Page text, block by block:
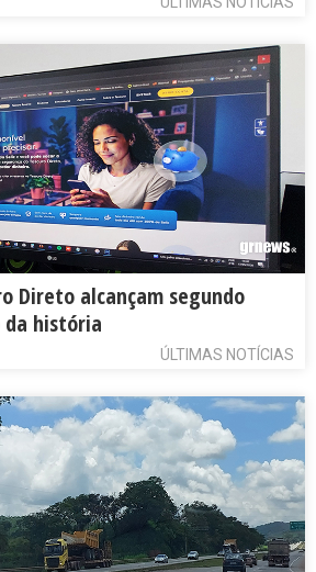
Direto alcançam segundo
história
ÚLTIMAS NOTÍCIAS